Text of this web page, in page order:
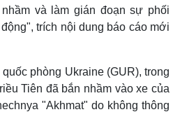
và làm gián đoạn sự phối
trích nội dung báo cáo mới
phòng Ukraine (GUR), trong
Tiên đã bắn nhầm vào xe của
"Akhmat" do không thông